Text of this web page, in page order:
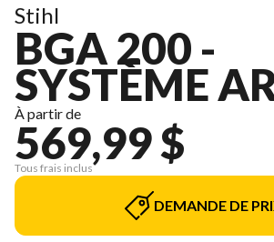
Stihl
BGA 200 -
SYSTÈME
À partir de
569,99 $
Tous frais inclus
DEMANDE DE